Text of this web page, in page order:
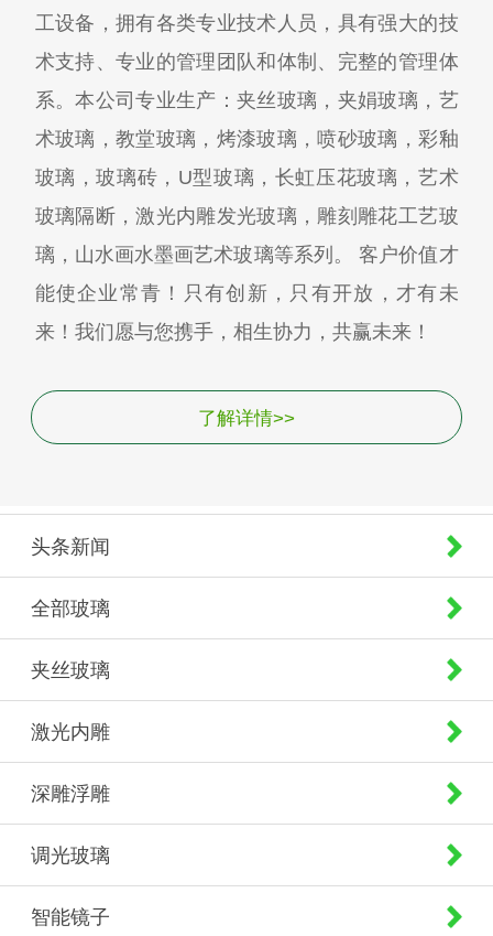
工设备，拥有各类专业技术人员，具有强大的技
术支持、专业的管理团队和体制、完整的管理体
系。本公司专业生产：夹丝玻璃，夹娟玻璃，艺
术玻璃，教堂玻璃，烤漆玻璃，喷砂玻璃，彩釉
玻璃，玻璃砖，U型玻璃，长虹压花玻璃，艺术
玻璃隔断，激光内雕发光玻璃，雕刻雕花工艺玻
璃，山水画水墨画艺术玻璃等系列。 客户价值才
能使企业常青！只有创新，只有开放，才有未
来！我们愿与您携手，相生协力，共赢未来！
了解详情>>
头条新闻
全部玻璃
夹丝玻璃
激光内雕
深雕浮雕
调光玻璃
智能镜子